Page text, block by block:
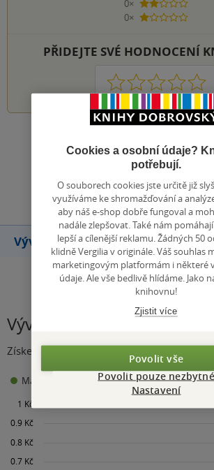
0×
2 hvězdičky
0×
1 hvezdička
PŘIDEJTE SVÉ HODNOCENÍ
1 2 3 4 5
Přidat
Vývoj ceny
Vývoj ceny
Získejte přehled o vývoji ceny za
Maloobchodní cena Minimální prodejní
Cookies a osobní údaje?
potřebují.
O souborech cookies jste určitě již
využíváme ke shromažďování a
aby náš e-shop dobře fungoval a
nadále zlepšovat. Také nám
lepší a cílenější reklamu. Žádných 50
klidně Vergilia v originále. Váš souhlas
marketingovým platformám i některé
údaje. Ale vše bedlivě hlídáme. Jako
knihovnu!
Zjistit více
Povolit vše
Povolit pouze nezbytné
Nastavení